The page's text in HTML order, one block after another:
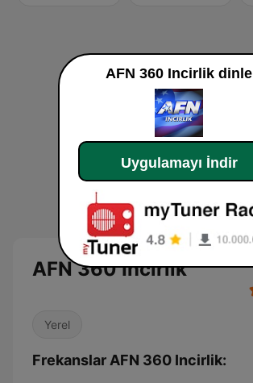
AFN 360 Incirlik
Yerel
Frekanslar AFN 360 Incirlik:
AFN 360 Incirlik dinle
Uygulamayı İndir